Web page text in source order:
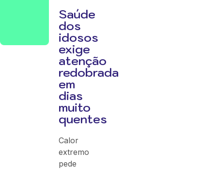
Saúde
dos
idosos
exige
atenção
redobrada
em
dias
muito
quentes
Calor
extremo
pede